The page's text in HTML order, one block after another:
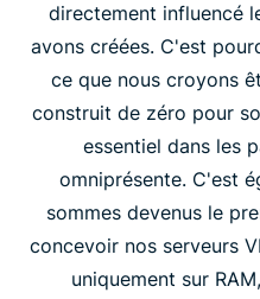
numériques
directement influencé
avons créées. C'est
ce que nous croyons
construit de zéro pour
essentiel dans les
omniprésente. C'est
sommes devenus le
concevoir nos serveurs
uniquement sur